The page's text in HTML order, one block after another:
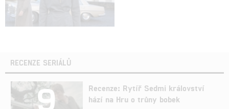
RECENZE SERIÁLŮ
9
Recenze: Rytíř Sedmi království
hází na Hru o trůny bobek